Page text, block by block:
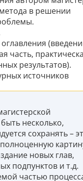
в решении
часть,
результатов).
источников
несколько,
сохранять –
новых глав,
подпунктов и т.д.
частью